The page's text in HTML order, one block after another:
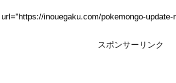
inouegaku.com/pokemongo-update-
スポンサーリンク